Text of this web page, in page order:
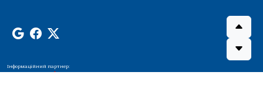
Інформаційний партнер: